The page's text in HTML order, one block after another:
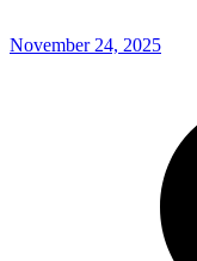
November 24, 2025